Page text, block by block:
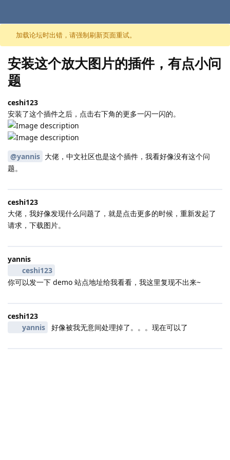
跳至内容
加载论坛时出错，请强制刷新页面重试。
安装这个放大图片的插件，有点小问
题
ceshi123
安装了这个插件之后，点击右下角的更多一闪一闪的。
@yannis 大佬，中文社区也是这个插件，我看好像没有这个问
题。
ceshi123
大佬，我好像发现什么问题了，就是点击更多的时候，重新发起了
请求，下载图片。
yannis
ceshi123
你可以发一下 demo 站点地址给我看看，我这里复现不出来~
ceshi123
yannis
好像被我无意间处理掉了。。。现在可以了